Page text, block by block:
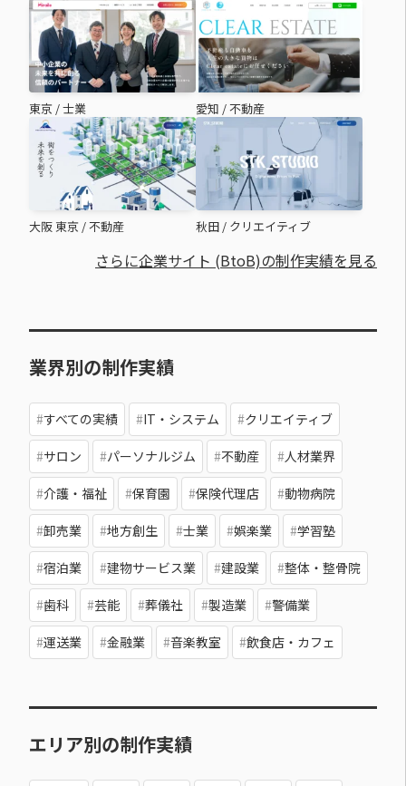
東京 /士業 愛知 /不動産
大阪 東京 /不動産 秋田 / クリエイティブ
さらに企業サイト (BtoB)の制作実績を見る
業界別の制作実績
すべての実績 IT・システム クリエイティブ
サロン パーソナルジム 不動産 人材業界
介護・福祉 保育園 保険代理店 動物病院
卸売業 地方創生 士業 娯楽業 学習塾
宿泊業 建物サービス業 建設業 整体・整骨院
歯科 芸能 葬儀社 製造業 警備業
運送業 金融業 音楽教室 飲食店・カフェ
エリア別の制作実績